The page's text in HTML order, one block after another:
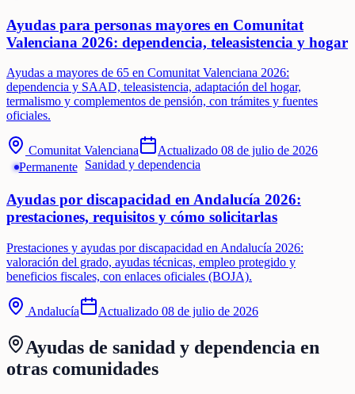
Ayudas para personas mayores en Comunitat
Valenciana 2026: dependencia, teleasistencia y hogar
Ayudas a mayores de 65 en Comunitat Valenciana 2026:
dependencia y SAAD, teleasistencia, adaptación del hogar,
termalismo y complementos de pensión, con trámites y fuentes
oficiales.
Comunitat Valenciana Actualizado 08 de julio de 2026
Permanente
Sanidad y dependencia
Ayudas por discapacidad en Andalucía 2026:
prestaciones, requisitos y cómo solicitarlas
Prestaciones y ayudas por discapacidad en Andalucía 2026:
valoración del grado, ayudas técnicas, empleo protegido y
beneficios fiscales, con enlaces oficiales (BOJA).
Andalucía Actualizado 08 de julio de 2026
Ayudas de sanidad y dependencia en
otras comunidades